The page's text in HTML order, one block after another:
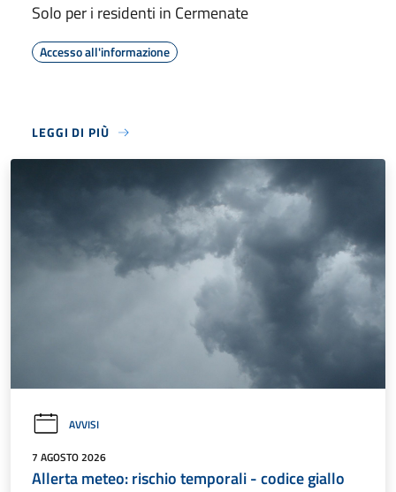
Solo per i residenti in Cermenate
Accesso all'informazione
LEGGI DI PIÙ
AVVISI
7 AGOSTO 2026
Allerta meteo: rischio temporali - codice giallo